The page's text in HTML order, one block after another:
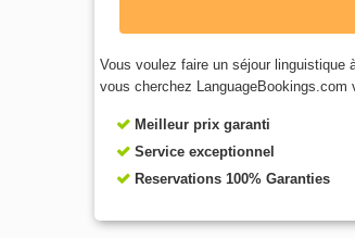
Vous voulez faire un séjour linguistique
vous cherchez
Meilleur prix garanti
Service exceptionnel
Reservations 100% Garanties